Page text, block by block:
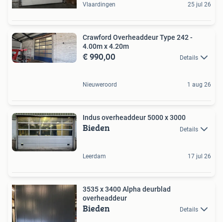
Vlaardingen 25 jul 26
Crawford Overheaddeur Type 242 -
4.00m x 4.20m
€ 990,00 Details
Nieuweroord 1 aug 26
Indus overheaddeur 5000 x 3000
Bieden Details
Leerdam 17 jul 26
3535 x 3400 Alpha deurblad
overheaddeur
Bieden Details